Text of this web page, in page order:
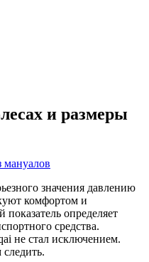
и размеры
мануалов
значения давлению
комфортом и
определяет
средства.
не стал исключением.